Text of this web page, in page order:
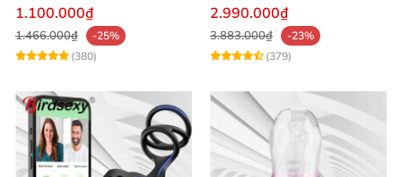
Mạnh Mẽ Dễ Lên Đỉnh
1.100.000₫
1.466.000₫
-25%
(380)
năng, cải tiến mới
2.990.000₫
3.883.000₫
-23%
(379)